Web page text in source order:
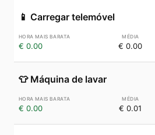
📱 Carregar telemóvel
€ 0.00 € 0.00
👕 Máquina de lavar
€ 0.00 € 0.01